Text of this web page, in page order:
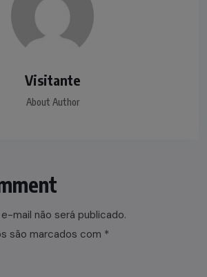
Visitante
About Author
mail não será publicado.
são marcados com *